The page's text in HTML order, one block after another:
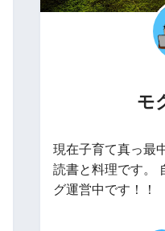
モ
現在子育て真っ最
読書と料理です。
グ運営中です！！